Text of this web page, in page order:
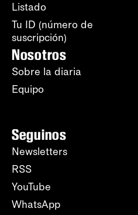
Listado
Tu ID (número de
suscripción)
Nosotros
Sobre la diaria
Equipo
Seguinos
Newsletters
RSS
YouTube
WhatsApp